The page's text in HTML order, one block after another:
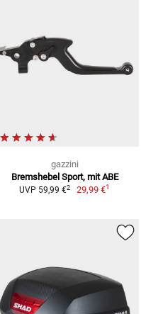
gazzini
Bremshebel Sport, mit ABE
UVP 59,99 €2 29,99 €1